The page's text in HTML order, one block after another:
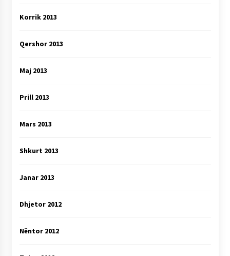
Korrik 2013
Qershor 2013
Maj 2013
Prill 2013
Mars 2013
Shkurt 2013
Janar 2013
Dhjetor 2012
Nëntor 2012